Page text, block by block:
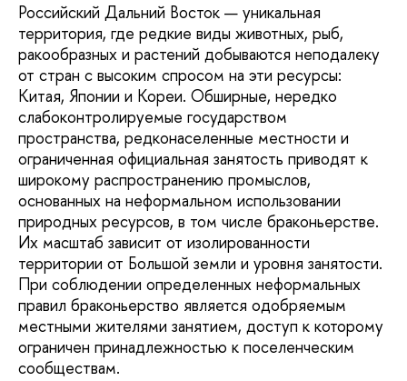
Российский Дальний Восток — уникальная
территория, где редкие виды животных, рыб,
ракообразных и растений добываются неподалеку
от стран с высоким спросом на эти ресурсы:
Китая, Японии и Кореи. Обширные, нередко
слабоконтролируемые государством
пространства, редконаселенные местности и
ограниченная официальная занятость приводят к
широкому распространению промыслов,
основанных на неформальном использовании
природных ресурсов, в том числе браконьерстве.
Их масштаб зависит от изолированности
территории от Большой земли и уровня занятости.
При соблюдении определенных неформальных
правил браконьерство является одобряемым
местными жителями занятием, доступ к которому
ограничен принадлежностью к поселенческим
сообществам.